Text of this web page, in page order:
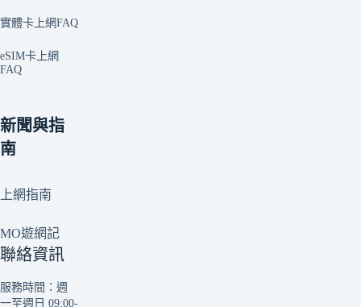
實體卡上網FAQ
eSIM卡上網
FAQ
新聞與指
南
上網指南
MO遊網記
聯絡資訊
服務時間：週
一至週日 09:00-